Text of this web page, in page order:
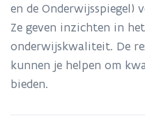
op:
Onderzoeken
en de Onderwijsspiegel)
Ze geven inzichten in
onderwijskwaliteit. De
kunnen je helpen om
bieden.